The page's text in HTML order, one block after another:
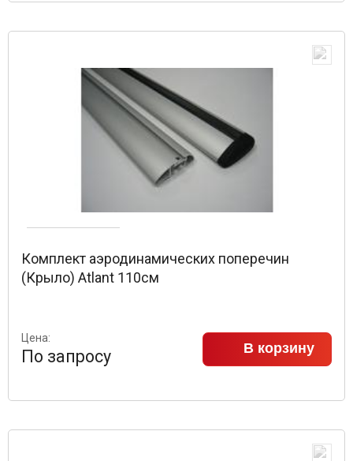
Комплект аэродинамических поперечин
(Крыло) Atlant 110см
Цена:
По запросу В корзину